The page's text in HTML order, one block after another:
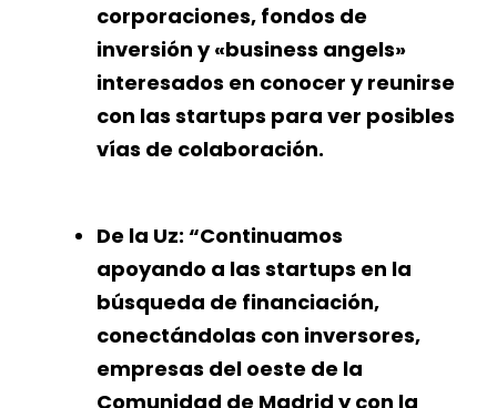
corporaciones, fondos de
inversión y «business angels»
interesados en conocer y reunirse
con las startups para ver posibles
vías de colaboración.
De la Uz: “Continuamos
apoyando a las startups en la
búsqueda de financiación,
conectándolas con inversores,
empresas del oeste de la
Comunidad de Madrid y con la